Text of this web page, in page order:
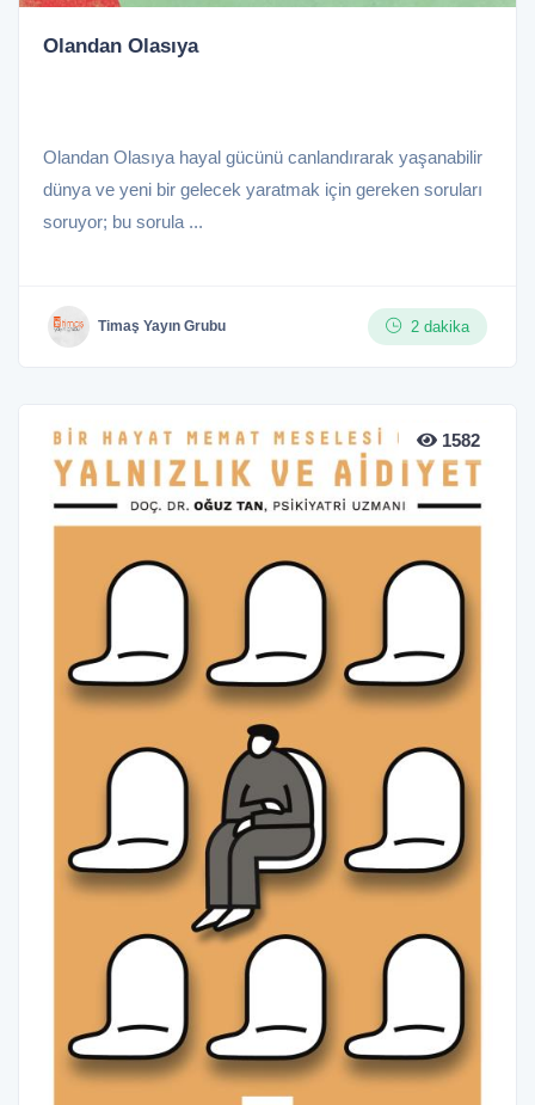
Olandan Olasıya
Olandan Olasıya hayal gücünü canlandırarak yaşanabilir
dünya ve yeni bir gelecek yaratmak için gereken soruları
soruyor; bu sorula ...
Timaş Yayın Grubu 2 dakika
1582